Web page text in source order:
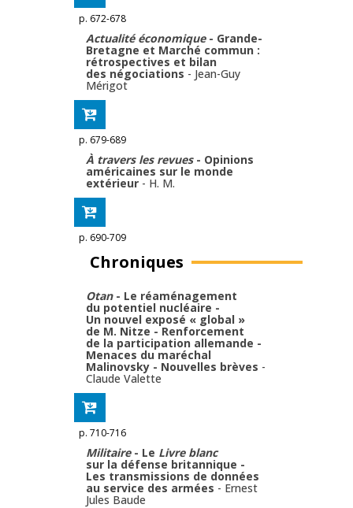
p. 672-678
Actualité économique- Grande-
Bretagne et Marché commun :
rétrospectives et bilan
des négociations - Jean-Guy
Mérigot
p. 679-689
À travers les revues - Opinions
américaines sur le monde
extérieur - H. M.
p. 690-709
Chroniques
Otan - Le réaménagement
du potentiel nucléaire -
Un nouvel exposé « global »
de M. Nitze - Renforcement
de la participation allemande -
Menaces du maréchal
Malinovsky - Nouvelles brèves -
Claude Valette
p. 710-716
Militaire - Le Livre blanc
sur la défense britannique -
Les transmissions de données
au service des armées - Ernest
Jules Baude